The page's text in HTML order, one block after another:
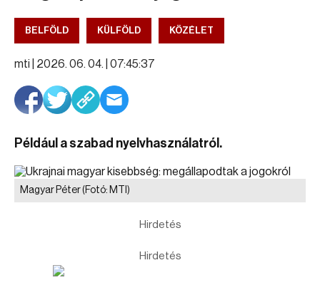
BELFÖLD KÜLFÖLD KÖZÉLET
mti | 2026. 06. 04. | 07:45:37
Például a szabad nyelvhasználatról.
Magyar Péter(Fotó: MTI)
Hirdetés
Hirdetés